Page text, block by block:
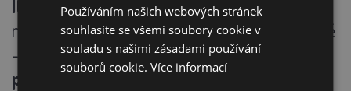
Italského výrobce Novitalstane
nepostradatelným pomocníkem na Vaší farmě
-
objednejte si jej ještě dnes a připravte
pro Váš chov ty nejlepší krmné směsi!
Používáním našich webových stránek
souhlasíte se všemi soubory cookie v
souladu s našimi zásadami používání
souborů cookie.Více informací